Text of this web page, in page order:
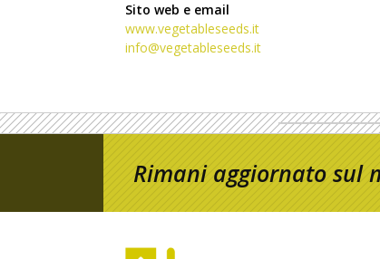
Sito web e email
www.vegetableseeds.it
info@vegetableseeds.it
Rimani aggiornato sul